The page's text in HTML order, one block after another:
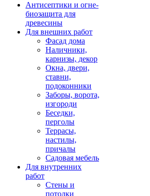
Антисептики и огне-
биозащита для
древесины
Для внешних работ
Фасад дома
Наличники,
карнизы, декор
Окна, двери,
ставни,
подоконники
Заборы, ворота,
изгороди
Беседки,
перголы
Террасы,
настилы,
причалы
Садовая мебель
Для внутренних
работ
Стены и
потолки